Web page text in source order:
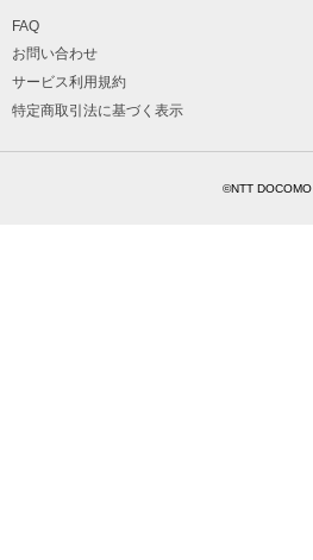
FAQ
お問い合わせ
サービス利用規約
特定商取引法に基づく表示
©NTT DOCOMO